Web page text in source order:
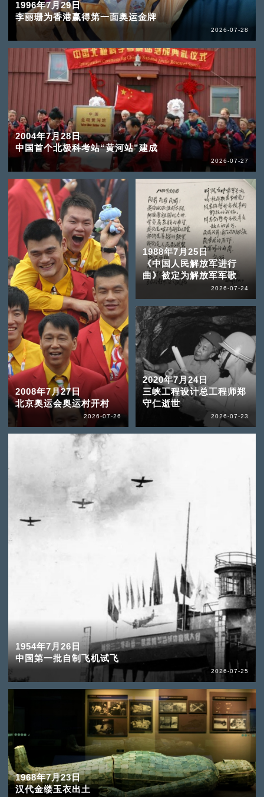
1996年7月29日
李丽珊为香港赢得第一面奥运金牌
2026-07-28
2004年7月28日
中国首个北极科考站“黄河站”建成
2026-07-27
2008年7月27日
北京奥运会奥运村开村
2026-07-26
1954年7月26日
中国第一批自制飞机试飞
2026-07-25
1988年7月25日
《中国人民解放军进行
曲》被定为解放军军歌
2026-07-24
2020年7月24日
三峡工程设计总工程师郑
守仁逝世
2026-07-23
1968年7月23日
汉代金缕玉衣出土